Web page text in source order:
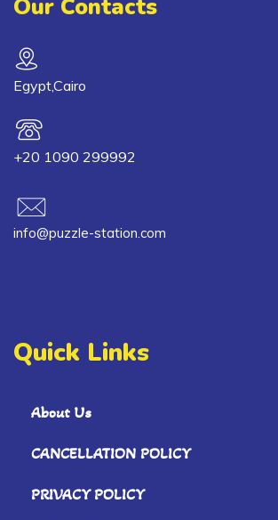
Our Contacts
Egypt,Cairo
+20 1090 299992
info@puzzle-station.com
Quick Links
About Us
CANCELLATION POLICY
PRIVACY POLICY